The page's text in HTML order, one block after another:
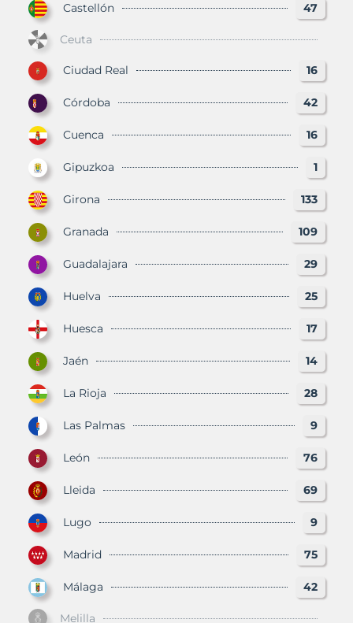
Castellón 47
Ceuta
Ciudad Real 16
Córdoba 42
Cuenca 16
Gipuzkoa 1
Girona 133
Granada 109
Guadalajara 29
Huelva 25
Huesca 17
Jaén 14
La Rioja 28
Las Palmas 9
León 76
Lleida 69
Lugo 9
Madrid 75
Málaga 42
Melilla